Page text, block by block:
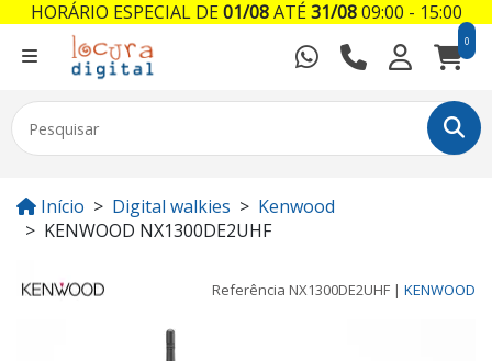
0
Início Digital walkies
Kenwood
KENWOOD NX1300DE2UHF
Referência NX1300DE2UHF | KENWOOD
HORÁRIO ESPECIAL DE01/08ATÉ31/0809:00 - 15:00